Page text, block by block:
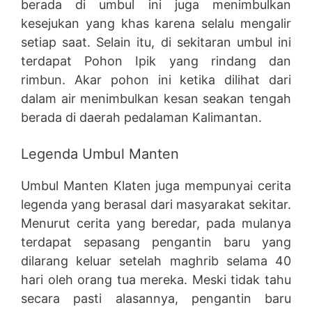
berada di umbul ini juga menimbulkan
kesejukan yang khas karena selalu mengalir
setiap saat. Selain itu, di sekitaran umbul ini
terdapat Pohon Ipik yang rindang dan
rimbun. Akar pohon ini ketika dilihat dari
dalam air menimbulkan kesan seakan tengah
berada di daerah pedalaman Kalimantan.
Legenda Umbul Manten
Umbul Manten Klaten juga mempunyai cerita
legenda yang berasal dari masyarakat sekitar.
Menurut cerita yang beredar, pada mulanya
terdapat sepasang pengantin baru yang
dilarang keluar setelah maghrib selama 40
hari oleh orang tua mereka. Meski tidak tahu
secara pasti alasannya, pengantin baru